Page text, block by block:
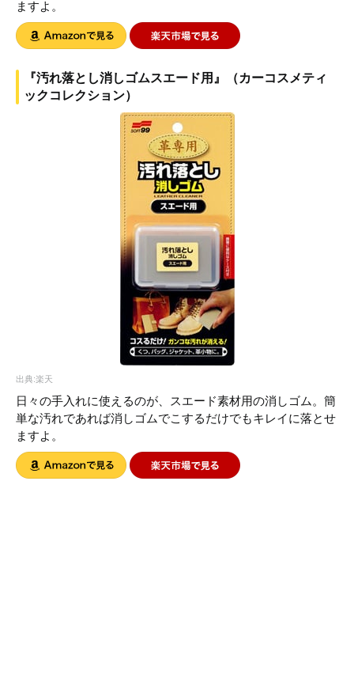
ますよ。
『汚れ落とし消しゴムスエード用』（カーコスメティ
ックコレクション）
出典:楽天
日々の手入れに使えるのが、スエード素材用の消しゴム。簡
単な汚れであれば消しゴムでこするだけでもキレイに落とせ
ますよ。